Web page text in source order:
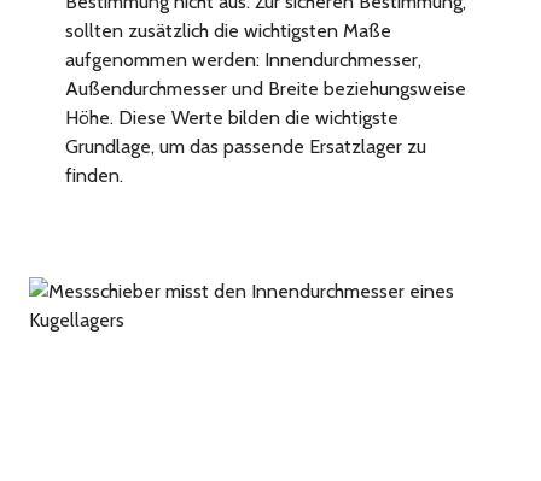
sollten zusätzlich die wichtigsten Maße
aufgenommen werden: Innendurchmesser,
Außendurchmesser und Breite beziehungsweise
Höhe. Diese Werte bilden die wichtigste
Grundlage, um das passende Ersatzlager zu
finden.